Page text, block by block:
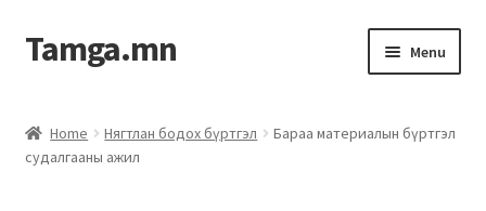
Tamga.mn Menu
ХАБЭА-н багц
Home Нягтлан бодох бүртгэл
Бараа материалын бүртгэл
судалгааны ажил